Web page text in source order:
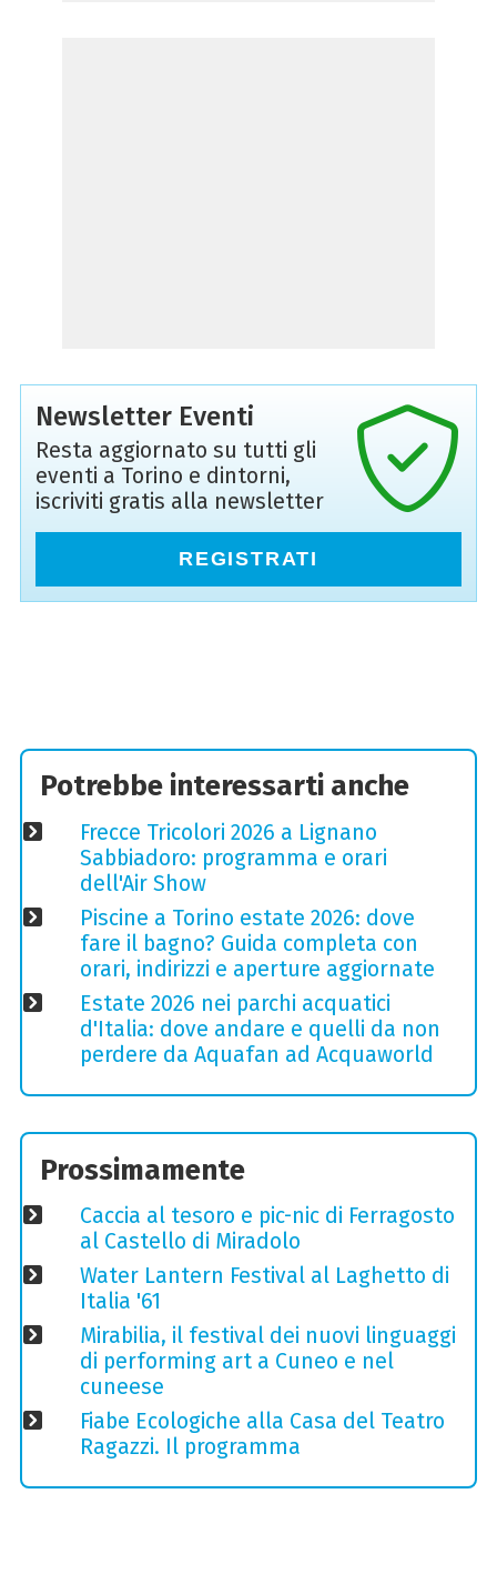
Newsletter Eventi
Resta aggiornato su tutti gli
eventi a Torino e dintorni,
iscriviti gratis alla newsletter
REGISTRATI
Potrebbe interessarti anche
Frecce Tricolori 2026 a Lignano
Sabbiadoro: programma e orari
dell'Air Show
Piscine a Torino estate 2026: dove
fare il bagno? Guida completa con
orari, indirizzi e aperture aggiornate
Estate 2026 nei parchi acquatici
d'Italia: dove andare e quelli da non
perdere da Aquafan ad Acquaworld
Prossimamente
Caccia al tesoro e pic-nic di Ferragosto
al Castello di Miradolo
Water Lantern Festival al Laghetto di
Italia '61
Mirabilia, il festival dei nuovi linguaggi
di performing art a Cuneo e nel
cuneese
Fiabe Ecologiche alla Casa del Teatro
Ragazzi. Il programma